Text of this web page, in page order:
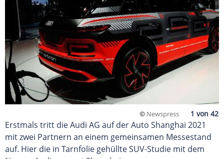
© Newspress
Erstmals tritt die Audi AG auf der Auto Shanghai 2021
mit zwei Partnern an einem gemeinsamen Messestand
auf. Hier die in Tarnfolie gehüllte SUV-Studie mit dem